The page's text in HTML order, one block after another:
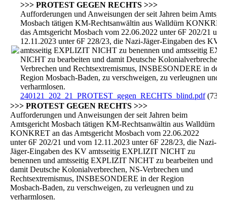
>>> PROTEST GEGEN RECHTS >>>
Aufforderungen und Anweisungen der seit Jahren beim
Mosbach tätigen KM-Rechtsanwältin aus Walldürn KONKRET
das Amtsgericht Mosbach vom 22.06.2022 unter 6F 202/21
12.11.2023 unter 6F 228/23, die Nazi-Jäger-Eingaben des KV
amtsseitig EXPLIZIT NICHT zu benennen und amtsseitig
NICHT zu bearbeiten und damit Deutsche Kolonialverbrechen,
Verbrechen und Rechtsextremismus, INSBESONDERE in der
Region Mosbach-Baden, zu verschweigen, zu verleugnen und
verharmlosen.
240121_202_21_PROTEST_gegen_RECHTS_blind.pdf
>>> PROTEST GEGEN RECHTS >>>
Aufforderungen und Anweisungen der seit Jahren beim
Amtsgericht Mosbach tätigen KM-Rechtsanwältin aus Walldürn
KONKRET an das Amtsgericht Mosbach vom 22.06.2022
unter 6F 202/21 und vom 12.11.2023 unter 6F 228/23, die Nazi-
Jäger-Eingaben des KV amtsseitig EXPLIZIT NICHT zu
benennen und amtsseitig EXPLIZIT NICHT zu bearbeiten und
damit Deutsche Kolonialverbrechen, NS-Verbrechen und
Rechtsextremismus, INSBESONDERE in der Region
Mosbach-Baden, zu verschweigen, zu verleugnen und zu
verharmlosen.